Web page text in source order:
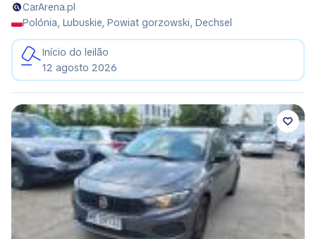
CarArena.pl
Polónia, Lubuskie, Powiat gorzowski, Dechsel
Início do leilão
12 agosto 2026